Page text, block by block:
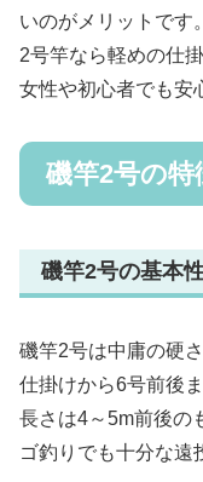
いのがメリットです。
2号竿なら軽めの仕
女性や初心者でも安
磯竿2号の特
磯竿2号の基本
磯竿2号は中庸の硬
仕掛けから6号前後
長さは4～5m前後の
ゴ釣りでも十分な遠